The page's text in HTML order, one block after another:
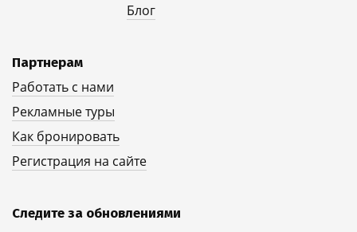
Блог
Партнерам
Работать с нами
Рекламные туры
Как бронировать
Регистрация на сайте
Следите за обновлениями